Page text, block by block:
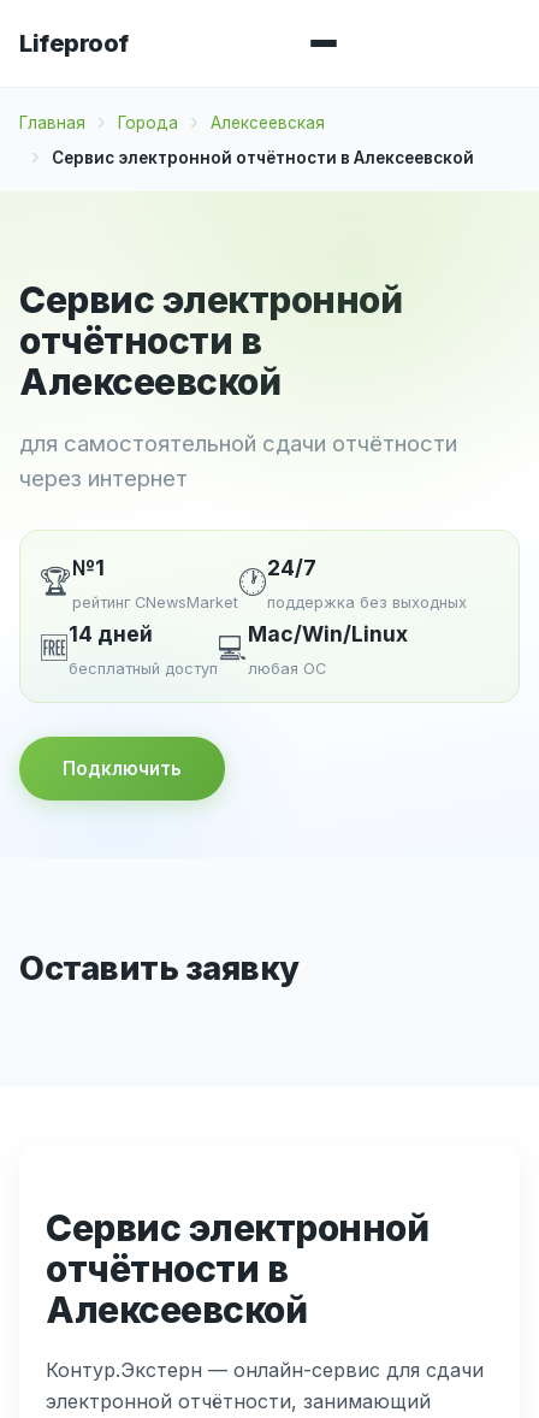
Lifeproof
Главная Города
Алексеевская
Сервис электронной отчётности в Алексеевской
Сервис электронной
отчётности в
Алексеевской
для самостоятельной сдачи отчётности
через интернет
🏆№1
рейтинг CNewsMarket
🕐24/7
поддержка без выходных
🆓14 дней
бесплатный доступ
💻Mac/Win/Linux
любая ОС
Подключить
Оставить заявку
Сервис электронной
отчётности в
Алексеевской
Контур.Экстерн — онлайн-сервис для сдачи
электронной отчётности, занимающий